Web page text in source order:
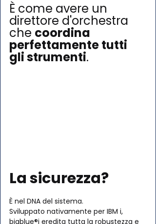
È come avere un
direttore d'orchestra
che coordina
perfettamente tutti
gli strumenti.
La sicurezza?
È nel DNA del sistema.
Sviluppato nativamente per IBM i,
bigblue®i eredita tutta la robustezza e